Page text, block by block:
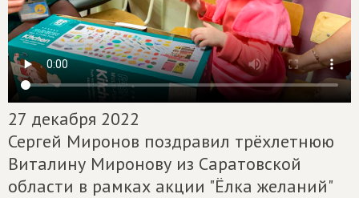
27 декабря 2022
Сергей Миронов поздравил трёхлетнюю
Виталину Миронову из Саратовской
области в рамках акции "Ёлка желаний"